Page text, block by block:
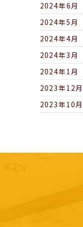
2024年6月
2024年5月
2024年4月
2024年3月
2024年1月
2023年12月
2023年10月